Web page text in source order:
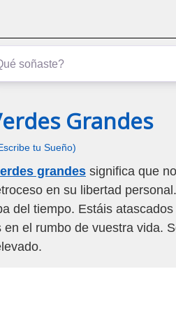
Grandes
tu Sueño)
grandes significa que
en su libertad
del tiempo. Estáis
el rumbo de vuestra vida.